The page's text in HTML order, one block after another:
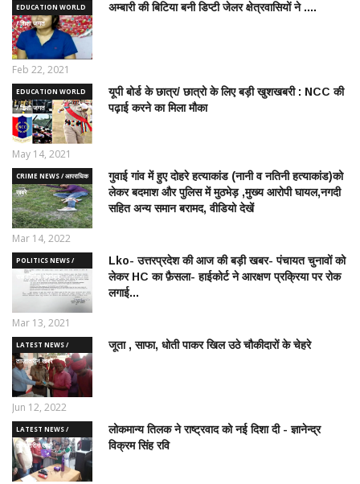
EDUCATION WORLD
/ शिक्षा जगत
अम्बारी की बिटिया बनी डिप्टी जेलर क्षेत्रवासियों ने ....
Feb 22, 2021
EDUCATION WORLD
/ शिक्षा जगत
यूपी बोर्ड के छात्र/ छात्रो के लिए बड़ी खुशखबरी : NCC की
पढ़ाई करने का मिला मौका
May 14, 2021
CRIME NEWS / आपराधिक
ख़बरे
गुवाई गांव में हुए दोहरे हत्याकांड (नानी व नतिनी हत्याकांड)को
लेकर बदमाश और पुलिस में मुठभेड़ ,मुख्य आरोपी घायल,नगदी
सहित अन्य समान बरामद, वीडियो देखें
Mar 14, 2022
POLITICS NEWS /
राजनीतिक समाचार
Lko- उत्तरप्रदेश की आज की बड़ी खबर- पंचायत चुनावों को
लेकर HC का फ़ैसला- हाईकोर्ट ने आरक्षण प्रक्रिया पर रोक
लगाई...
Mar 13, 2021
LATEST NEWS /
ताज़ातरीन खबरें
जूता , साफा, धोती पाकर खिल उठे चौकीदारों के चेहरे
Jun 12, 2022
LATEST NEWS /
ताज़ातरीन खबरें
लोकमान्य तिलक ने राष्ट्रवाद को नई दिशा दी - ज्ञानेन्द्र
विक्रम सिंह रवि